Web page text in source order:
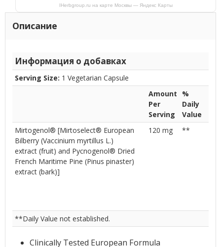
IHerbgroup.ru на карте Москвы — Яндекс Карты
Описание
Информация о добавках
Serving Size: 1 Vegetarian Capsule
Amount
Per
Serving
%
Daily
Value
Mirtogenol® [Mirtoselect® European
Bilberry (Vaccinium myrtillus L.)
extract (fruit) and Pycnogenol® Dried
French Maritime Pine (Pinus pinaster)
extract (bark)]
120 mg **
**Daily Value not established.
Clinically Tested European Formula